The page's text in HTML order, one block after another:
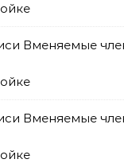
Вменяемые
Вменяемые